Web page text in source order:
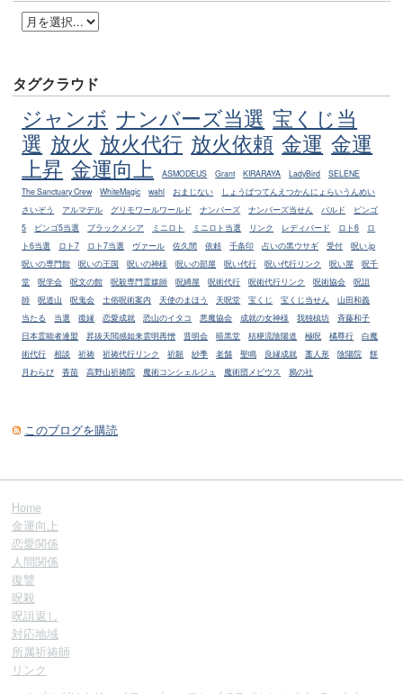
タグクラウド
ジャンボ ナンバーズ当選 宝くじ当
選 放火 放火代行 放火依頼 金運 金運
上昇 金運向上 ASMODEUS Grant KIRARAYA LadyBird
SELENE
The Sanctuary Crew
WhiteMagic wahl おまじない
しょうばつてんえつかんにょらいうんめい
さいぞう
アルマデル グリモワールワールド ナンバーズ ナンバーズ当せん バルド
ビンゴ
5
ビンゴ5当選 ブラックメシア ミニロト ミニロト当選 リンク レディバード ロト6
ロ
ト6当選
ロト7 ロト7当選 ヴァール 佐久間 依頼 千条印 占いの黒ウサギ 受付
呪い.jp
呪いの専門館
呪いの王国 呪いの神様 呪いの部屋 呪い代行 呪い代行リンク 呪い屋
呪千
堂
呪学会 呪文の館 呪殺専門霊媒師 呪縛屋 呪術代行 呪術代行リンク 呪術協会
呪詛
師
呪道山 呪鬼会 土俗呪術案内 天使のまほう 天呪堂 宝くじ 宝くじ当せん
山田和義
当たる
当選 復縁 恋愛成就 恐山のイタコ 悪魔協会 成就の女神様 我独槙坊
斉藤和子
日本霊能者連盟
昇抜天閲感如来雲明再憎 晋明会 暗黒堂 桔梗流陰陽道 極呪 橘尊行
白魔
術代行
相談 祈祷 祈祷代行リンク 祈願 紗季 老舗 聖鳴 良縁成就 藁人形 陰陽院
餅
月わらび
香苗 高野山祈祷院 魔術コンシェルジュ 魔術団メビウス 鴉の社
このブログを購読
Home
金運向上
恋愛関係
人間関係
復讐
呪殺
呪詛返し
対応地域
所属祈祷師
リンク